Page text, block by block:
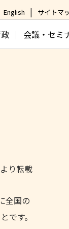
English サイトマ
会議・セミ
り転載
全国の
です。